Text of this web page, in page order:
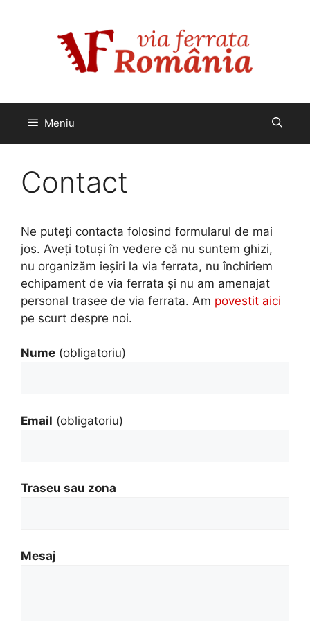
Meniu
Contact
Ne puteți contacta folosind formularul de mai
jos. Aveți totuși în vedere că nu suntem ghizi,
nu organizăm ieșiri la via ferrata, nu închiriem
echipament de via ferrata și nu am amenajat
personal trasee de via ferrata. Am povestit aici
pe scurt despre noi.
Nume (obligatoriu)
Email (obligatoriu)
Traseu sau zona
Mesaj